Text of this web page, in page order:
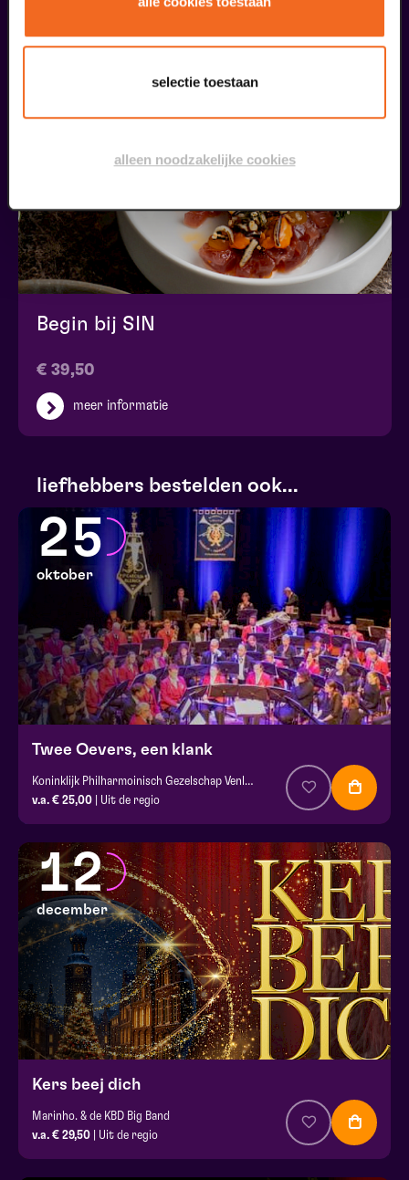
selectie toestaan
alleen noodzakelijke cookies
Begin bij SIN
€ 39,50
meer informatie
liefhebbers bestelden ook...
25
oktober
Twee Oevers, een klank
Koninklijk Philharmoinisch Gezelschap Venlo en harmonie st. Caecilia Blerick
v.a. € 25,00 | Uit de regio
12
december
Kers beej dich
Marinho. & de KBD Big Band
v.a. € 29,50 | Uit de regio